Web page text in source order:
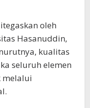
oleh
Hasanuddin,
kualitas
seluruh elemen
melalui